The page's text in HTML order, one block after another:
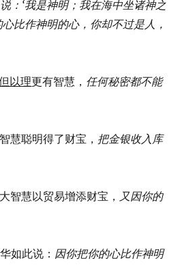
：‘我是神明； 我在海中坐诸神之
比作神明的心， 你却不过是人，
以理更有智慧， 任何秘密都不能
慧聪明得了财宝， 把金银收入库
智慧以贸易增添财宝， 又因你的
如此说： 因你把你的心比作神明